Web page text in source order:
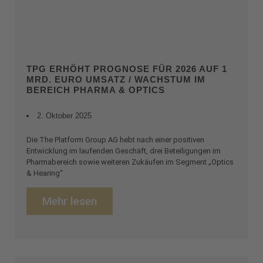
TPG ERHÖHT PROGNOSE FÜR 2026 AUF 1
MRD. EURO UMSATZ / WACHSTUM IM
BEREICH PHARMA & OPTICS
2. Oktober 2025
Die The Platform Group AG hebt nach einer positiven
Entwicklung im laufenden Geschäft, drei Beteiligungen im
Pharmabereich sowie weiteren Zukäufen im Segment „Optics
& Hearing“
Mehr lesen